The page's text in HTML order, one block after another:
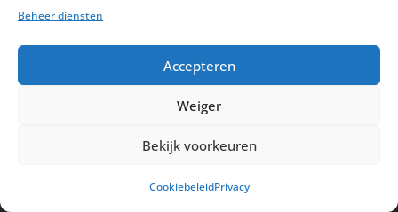
Beheer diensten
Accepteren
Weiger
Bekijk voorkeuren
CookiebeleidPrivacy
Privacy